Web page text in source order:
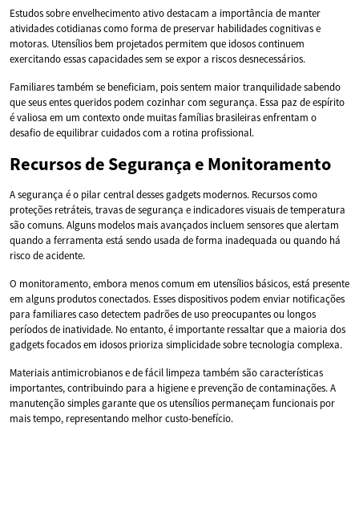
Estudos sobre envelhecimento ativo destacam a importância de manter
atividades cotidianas como forma de preservar habilidades cognitivas e
motoras. Utensílios bem projetados permitem que idosos continuem
exercitando essas capacidades sem se expor a riscos desnecessários.
Familiares também se beneficiam, pois sentem maior tranquilidade sabendo
que seus entes queridos podem cozinhar com segurança. Essa paz de espírito
é valiosa em um contexto onde muitas famílias brasileiras enfrentam o
desafio de equilibrar cuidados com a rotina profissional.
Recursos de Segurança e Monitoramento
A segurança é o pilar central desses gadgets modernos. Recursos como
proteções retráteis, travas de segurança e indicadores visuais de temperatura
são comuns. Alguns modelos mais avançados incluem sensores que alertam
quando a ferramenta está sendo usada de forma inadequada ou quando há
risco de acidente.
O monitoramento, embora menos comum em utensílios básicos, está presente
em alguns produtos conectados. Esses dispositivos podem enviar notificações
para familiares caso detectem padrões de uso preocupantes ou longos
períodos de inatividade. No entanto, é importante ressaltar que a maioria dos
gadgets focados em idosos prioriza simplicidade sobre tecnologia complexa.
Materiais antimicrobianos e de fácil limpeza também são características
importantes, contribuindo para a higiene e prevenção de contaminações. A
manutenção simples garante que os utensílios permaneçam funcionais por
mais tempo, representando melhor custo-benefício.